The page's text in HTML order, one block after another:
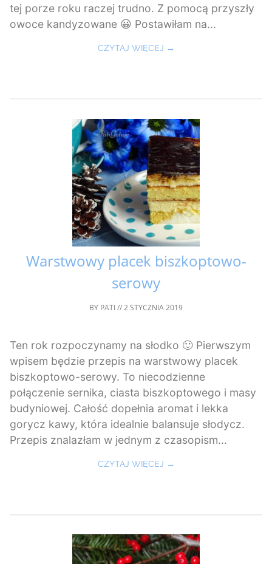
tej porze roku raczej trudno. Z pomocą przyszły
owoce kandyzowane 😀 Postawiłam na...
CZYTAJ WIĘCEJ →
Warstwowy placek biszkoptowo-
serowy
BY PATI //2 STYCZNIA 2019
Ten rok rozpoczynamy na słodko 🙂 Pierwszym
wpisem będzie przepis na warstwowy placek
biszkoptowo-serowy. To niecodzienne
połączenie sernika, ciasta biszkoptowego i masy
budyniowej. Całość dopełnia aromat i lekka
gorycz kawy, która idealnie balansuje słodycz.
Przepis znalazłam w jednym z czasopism...
CZYTAJ WIĘCEJ →